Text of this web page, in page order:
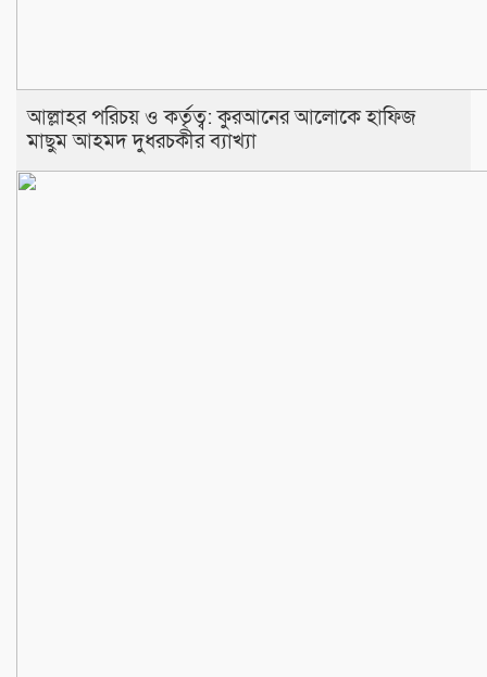
আল্লাহর পরিচয় ও কর্তৃত্ব: কুরআনের আলোকে হাফিজ
মাছুম আহমদ দুধরচকীর ব্যাখ্যা